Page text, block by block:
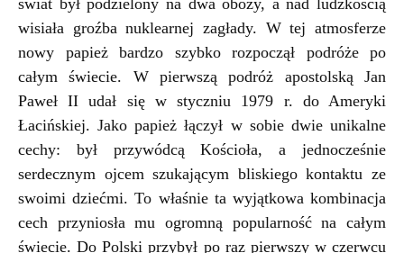
świat był podzielony na dwa obozy, a nad ludzkością
wisiała groźba nuklearnej zagłady. W tej atmosferze
nowy papież bardzo szybko rozpoczął podróże po
całym świecie. W pierwszą podróż apostolską Jan
Paweł II udał się w styczniu 1979 r. do Ameryki
Łacińskiej. Jako papież łączył w sobie dwie unikalne
cechy: był przywódcą Kościoła, a jednocześnie
serdecznym ojcem szukającym bliskiego kontaktu ze
swoimi dziećmi. To właśnie ta wyjątkowa kombinacja
cech przyniosła mu ogromną popularność na całym
świecie. Do Polski przybył po raz pierwszy w czerwcu